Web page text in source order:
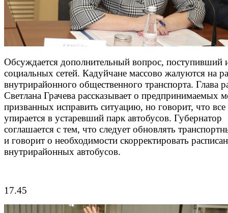
Обсуждается дополнительный вопрос, поступивший
социальных сетей. Кадуйчане массово жалуются на
внутрирайонного общественного транспорта. Глава
Светлана Грачева рассказывает о предпринимаемых
призванных исправить ситуацию, но говорит, что все
упирается в устаревший парк автобусов. Губернатор
соглашается с тем, что следует обновлять
и говорит о необходимости скорректировать
внутрирайонных автобусов.
17.45